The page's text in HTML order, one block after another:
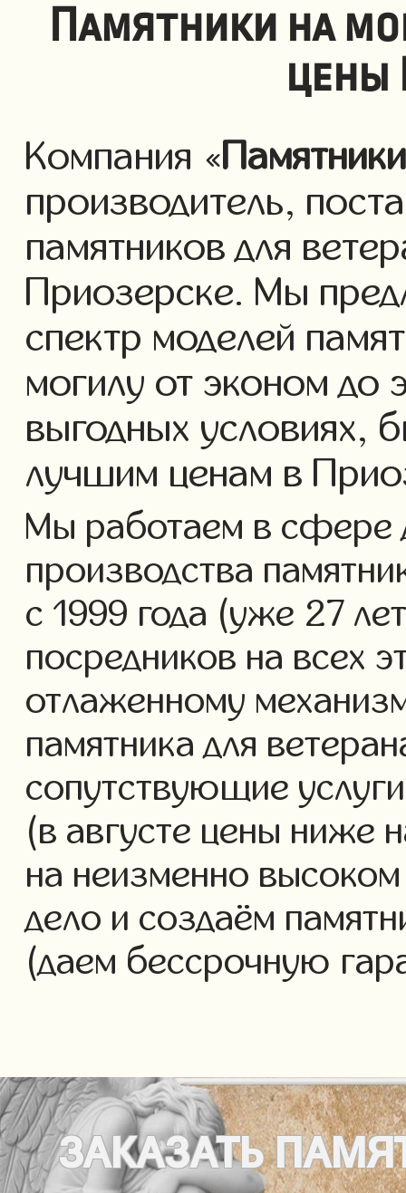
Памятники на
цены
Компания «Памятники
производитель,
памятников для
Приозерске. Мы
спектр моделей
могилу от эконом до
выгодных условиях,
лучшим ценам в
Мы работаем в сфере
производства
с 1999 года (уже 27
посредников на всех
отлаженному
памятника для
сопутствующие
(в августе цены ниже
на неизменно
дело и создаём
(даем бессрочную
ЗАКАЗАТЬ